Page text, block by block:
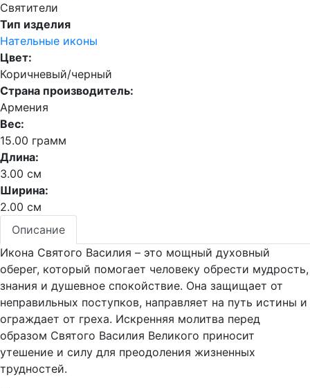
Святители
Тип изделия
Нательные иконы
Цвет:
Коричневый/черный
Страна производитель:
Армения
Вес:
15.00 грамм
Длина:
3.00 см
Ширина:
2.00 см
Описание
Икона Святого Василия – это мощный духовный
оберег, который помогает человеку обрести мудрость,
знания и душевное спокойствие. Она защищает от
неправильных поступков, направляет на путь истины и
ограждает от греха. Искренняя молитва перед
образом Святого Василия Великого приносит
утешение и силу для преодоления жизненных
трудностей.